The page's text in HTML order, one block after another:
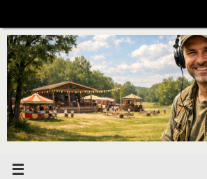
Inhalt
springen